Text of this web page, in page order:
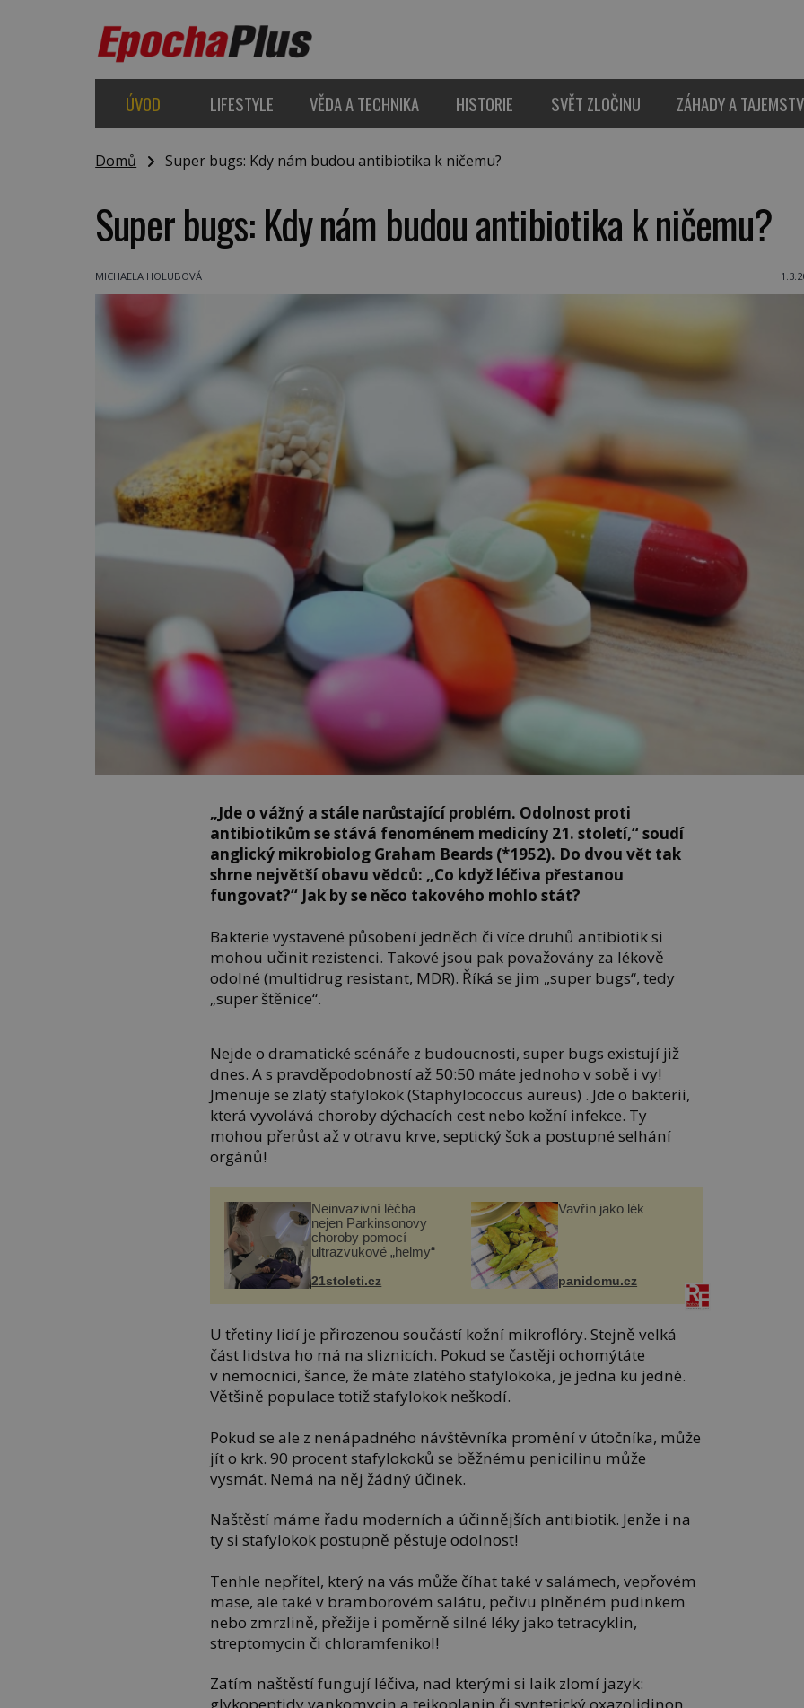
ÚVOD LIFESTYLE VĚDA A TECHNIKA HISTORIE SVĚT ZLOČINU ZÁHADY A
Domů Super bugs: Kdy nám budou antibiotika k ničemu?
Super bugs: Kdy nám budou antibiotika k ničemu?
MICHAELA HOLUBOVÁ
„Jde o vážný a stále narůstající problém. Odolnost proti
antibiotikům se stává fenoménem medicíny 21. století,“ soudí
anglický mikrobiolog Graham Beards (*1952). Do dvou vět tak
shrne největší obavu vědců: „Co když léčiva přestanou
fungovat?“ Jak by se něco takového mohlo stát?
Bakterie vystavené působení jedněch či více druhů antibiotik si
mohou učinit rezistenci. Takové jsou pak považovány za lékově
odolné (multidrug resistant, MDR). Říká se jim „super bugs“, tedy
„super štěnice“.
Nejde o dramatické scénáře z budoucnosti, super bugs existují již
dnes. A s pravděpodobností až 50:50 máte jednoho v sobě i vy!
Jmenuje se zlatý stafylokok (Staphylococcus aureus) . Jde o bakterii,
která vyvolává choroby dýchacích cest nebo kožní infekce. Ty
mohou přerůst až v otravu krve, septický šok a postupné selhání
orgánů!
Neinvazivní léčba
nejen Parkinsonovy
choroby pomocí
ultrazvukové „helmy“
21stoleti.cz
Vavřín jako lék
panidomu.cz
U třetiny lidí je přirozenou součástí kožní mikroflóry. Stejně velká
část lidstva ho má na sliznicích. Pokud se častěji ochomýtáte
v nemocnici, šance, že máte zlatého stafylokoka, je jedna ku jedné.
Většině populace totiž stafylokok neškodí.
Pokud se ale z nenápadného návštěvníka promění v útočníka, může
jít o krk. 90 procent stafylokoků se běžnému penicilinu může
vysmát. Nemá na něj žádný účinek.
Naštěstí máme řadu moderních a účinnějších antibiotik. Jenže i na
ty si stafylokok postupně pěstuje odolnost!
Tenhle nepřítel, který na vás může číhat také v salámech, vepřovém
mase, ale také v bramborovém salátu, pečivu plněném pudinkem
nebo zmrzlině, přežije i poměrně silné léky jako tetracyklin,
streptomycin či chloramfenikol!
Zatím naštěstí fungují léčiva, nad kterými si laik zlomí jazyk:
glykopeptidy vankomycin a teikoplanin či syntetický oxazolidinon